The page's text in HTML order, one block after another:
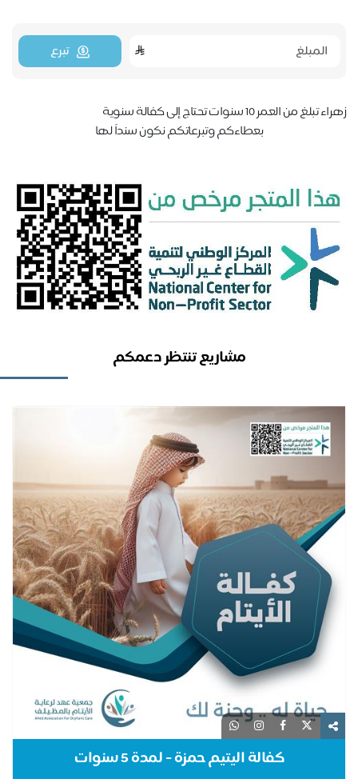
تبرع
من العمر 10 سنوات تحتاج إلى كفالة سنوية
بعطاءكم وتبرعاتكم نكون سنداً لها
مشاريع تنتظر دعمكم
كفالة اليتيم حمزة - لمدة 5 سنوات